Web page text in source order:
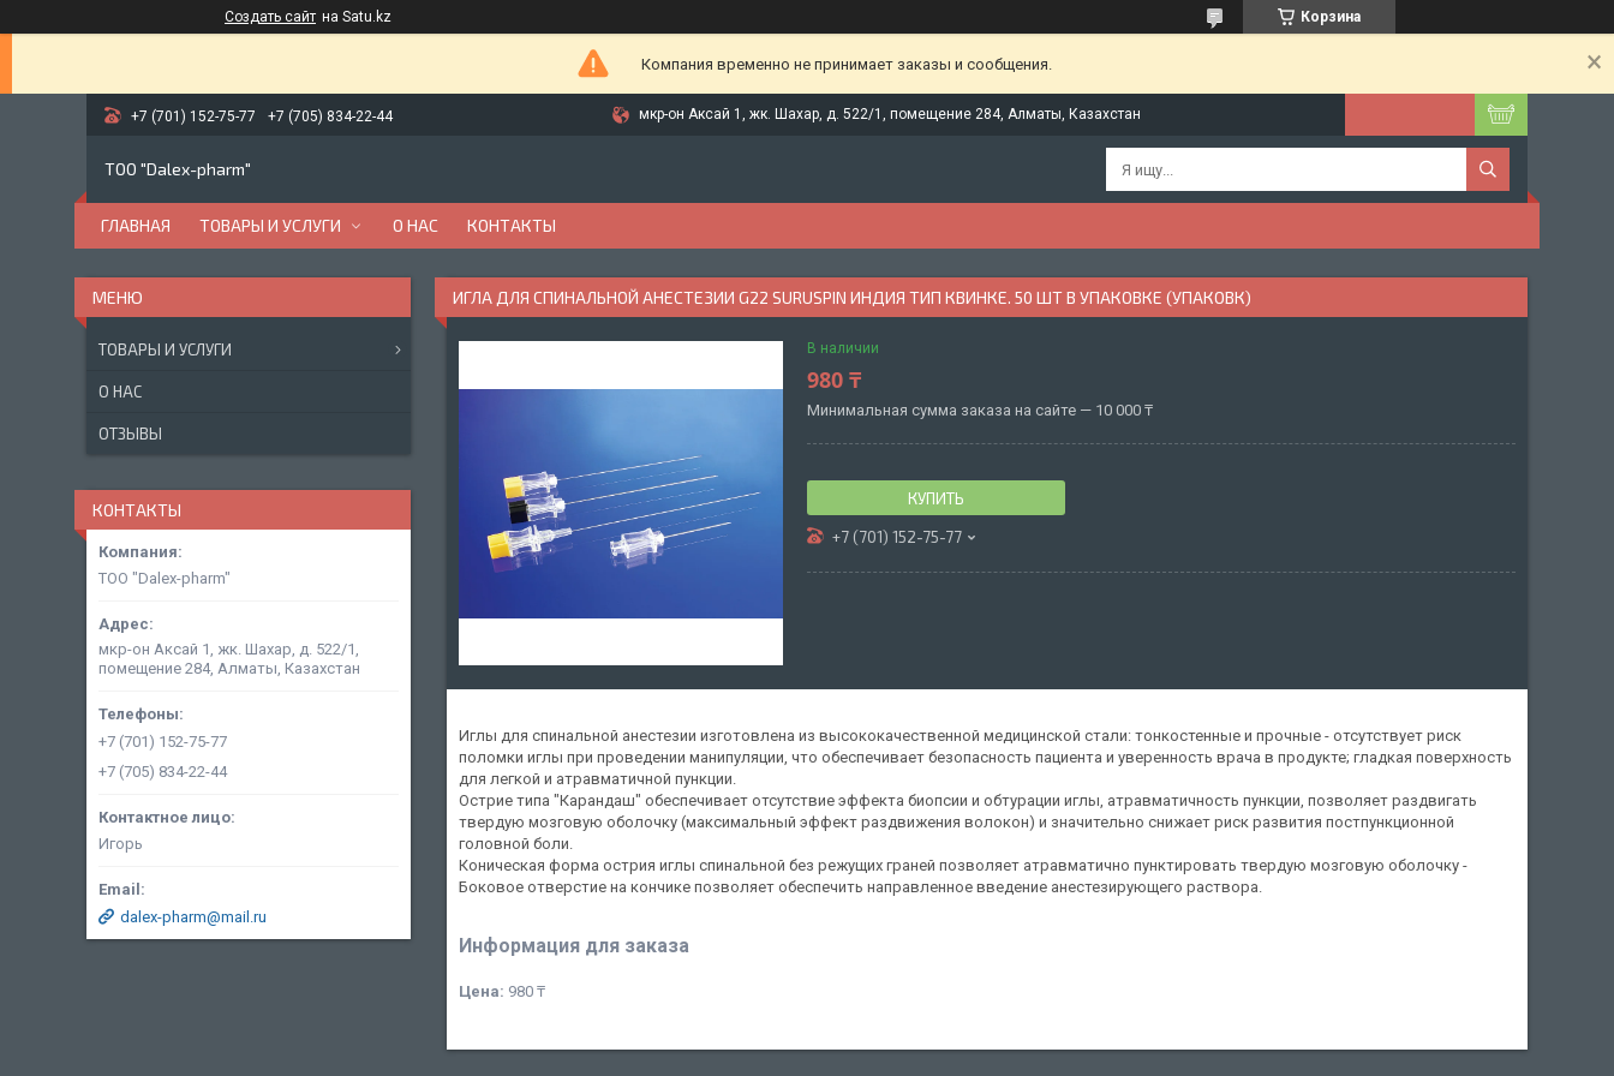
Создать сайт на Satu.kz Корзина
Компания временно не принимает заказы и сообщения.
+7 (701) 152-75-77 +7 (705) 834-22-44 мкр-он Аксай 1, жк. Шахар, д. 522/1, помещение 284, Алматы, Казахстан
ТОО "Dalex-pharm"
ГЛАВНАЯ ТОВАРЫ И УСЛУГИ О НАС КОНТАКТЫ
ИГЛА ДЛЯ СПИНАЛЬНОЙ АНЕСТЕЗИИ G22 SURUSPIN ИНДИЯ ТИП КВИНКЕ. 50 ШТ В УПАКОВКЕ (УПАКОВК)
В наличии
980 ₸
Минимальная сумма заказа на сайте — 10 000 ₸
КУПИТЬ
+7 (701) 152-75-77
Иглы для спинальной анестезии изготовлена из высококачественной медицинской стали: тонкостенные и прочные - отсутствует риск
поломки иглы при проведении манипуляции, что обеспечивает безопасность пациента и уверенность врача в продукте; гладкая поверхность
для легкой и атравматичной пункции.
Острие типа "Карандаш" обеспечивает отсутствие эффекта биопсии и обтурации иглы, атравматичность пункции, позволяет раздвигать
твердую мозговую оболочку (максимальный эффект раздвижения волокон) и значительно снижает риск развития постпункционной
головной боли.
Коническая форма острия иглы спинальной без режущих граней позволяет атравматично пунктировать твердую мозговую оболочку -
Боковое отверстие на кончике позволяет обеспечить направленное введение анестезирующего раствора.
Информация для заказа
Цена: 980 ₸
ТОВАРЫ И УСЛУГИ
О НАС
ОТЗЫВЫ
КОНТАКТЫ
ТОО "Dalex-pharm"
мкр-он Аксай 1, жк. Шахар, д. 522/1,
помещение 284, Алматы, Казахстан
+7 (701) 152-75-77
+7 (705) 834-22-44
Игорь
dalex-pharm@mail.ru